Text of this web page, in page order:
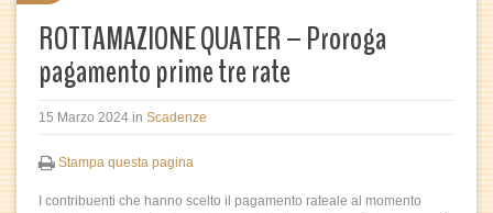
ROTTAMAZIONE QUATER – Proroga
pagamento prime tre rate
15 Marzo 2024 in Scadenze
Stampa questa pagina
I contribuenti che hanno scelto il pagamento rateale al momento